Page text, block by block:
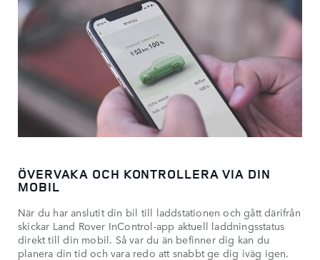
ÖVERVAKA OCH KONTROLLERA VIA DIN
MOBIL
När du har anslutit din bil till laddstationen och gått därifrån
skickar Land Rover InControl-app aktuell laddningsstatus
direkt till din mobil. Så var du än befinner dig kan du
planera din tid och vara redo att snabbt ge dig iväg igen.